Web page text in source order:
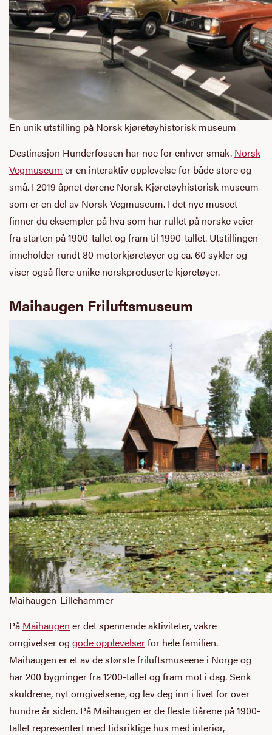
En unik utstilling på Norsk kjøretøyhistorisk museum
Destinasjon Hunderfossen har noe for enhver smak. Norsk
Vegmuseum er en interaktiv opplevelse for både store og
små. I 2019 åpnet dørene Norsk Kjøretøyhistorisk museum
som er en del av Norsk Vegmuseum. I det nye museet
finner du eksempler på hva som har rullet på norske veier
fra starten på 1900-tallet og fram til 1990-tallet. Utstillingen
inneholder rundt 80 motorkjøretøyer og ca. 60 sykler og
viser også flere unike norskproduserte kjøretøyer.
Maihaugen Friluftsmuseum
Maihaugen-Lillehammer
På Maihaugen er det spennende aktiviteter, vakre
omgivelser og gode opplevelserfor hele familien.
Maihaugen er et av de største friluftsmuseene i Norge og
har 200 bygninger fra 1200-tallet og fram mot i dag. Senk
skuldrene, nyt omgivelsene, og lev deg inn i livet for over
hundre år siden. På Maihaugen er de fleste tiårene på 1900-
tallet representert med tidsriktige hus med interiør,